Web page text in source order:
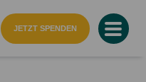
JETZT SPENDEN